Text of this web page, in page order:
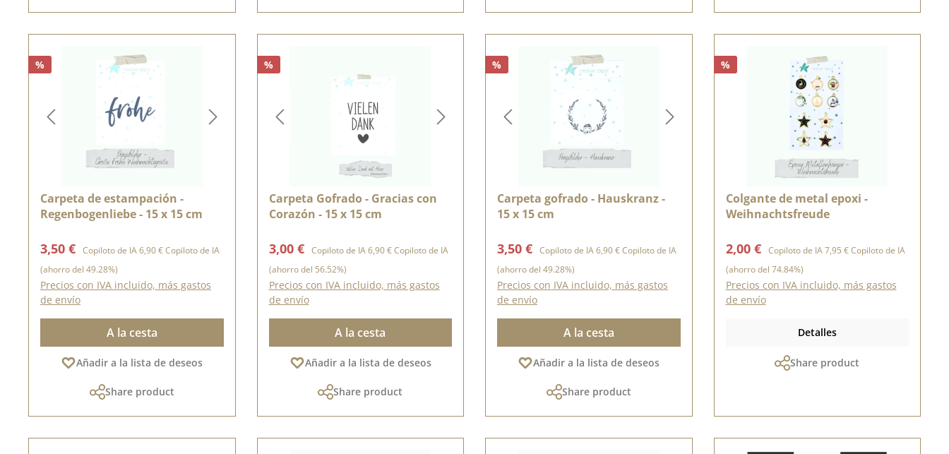
%
Carpeta de estampación -
Regenbogenliebe - 15 x 15 cm
Precio de venta:
3,50 € Copiloto de IA Precio normal:
6,90 €Copiloto de IA
(ahorro del 49.28%)
Precios con IVA incluido, más gastos
de envío
A la cesta
Añadir a la lista de deseos
Share product
%
Carpeta Gofrado - Gracias con
Corazón - 15 x 15 cm
Precio de venta:
3,00 € Copiloto de IA Precio normal:
6,90 €Copiloto de IA
(ahorro del 56.52%)
Precios con IVA incluido, más gastos
de envío
A la cesta
Añadir a la lista de deseos
Share product
%
Carpeta gofrado - Hauskranz -
15 x 15 cm
Precio de venta:
3,50 € Copiloto de IA Precio normal:
6,90 €Copiloto de IA
(ahorro del 49.28%)
Precios con IVA incluido, más gastos
de envío
A la cesta
Añadir a la lista de deseos
Share product
%
Colgante de metal epoxi -
Weihnachtsfreude
Precio de venta:
2,00 € Copiloto de IAPrecio normal:
7,95 €Copiloto de IA
(ahorro del 74.84%)
Precios con IVA incluido, más gastos
de envío
Detalles
Share product